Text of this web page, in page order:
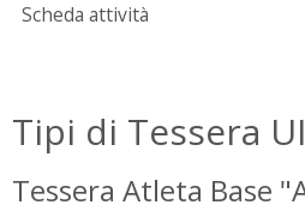
Scheda attività
Tipi di Tessera
Tessera Atleta Base